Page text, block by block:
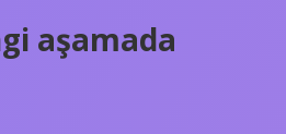
aşamada